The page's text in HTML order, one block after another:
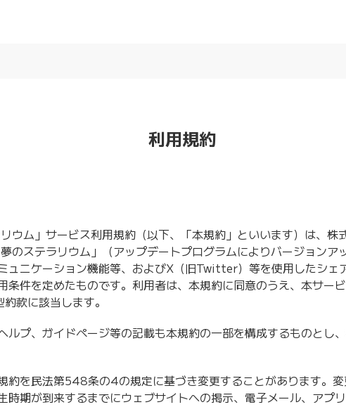
利用規約
ウム」サービス利用規約（以下、「本規約」といいます）は、株
のステラリウム」（アップデートプログラムによりバージョンア
ュニケーション機能等、およびX（旧Twitter）等を使用したシェ
条件を定めたものです。利用者は、本規約に同意のうえ、本サー
款に該当します。
ルプ、ガイドページ等の記載も本規約の一部を構成するものとし
約を民法第548条の4の規定に基づき変更することがあります。
時期が到来するまでにウェブサイトへの掲示、電子メール、アプ